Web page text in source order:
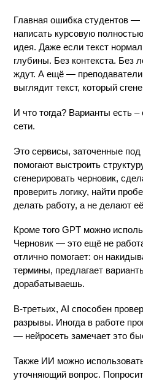
Главная ошибка студентов —
написать курсовую
идея. Даже если текст
глубины. Без контекста. Без
ждут. А ещё — преподаватели
выглядит текст, который
И что тогда? Варианты есть
сети.
Это сервисы, заточенные
помогают выстроить
сгенерировать черновик,
проверить логику, найти
делать работу, а не делают
Кроме того GPT можно
Черновик — это ещё не
отлично помогает: он
термины, предлагает
дорабатываешь.
В-третьих, AI способен
разрывы. Иногда в работе
— нейросеть замечает это
Также ИИ можно
уточняющий вопрос.